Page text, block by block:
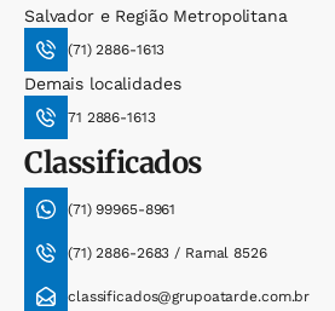
Salvador e Região Metropolitana
(71) 2886-1613
Demais localidades
71 2886-1613
Classificados
(71) 99965-8961
(71) 2886-2683 / Ramal 8526
classificados@grupoatarde.com.br